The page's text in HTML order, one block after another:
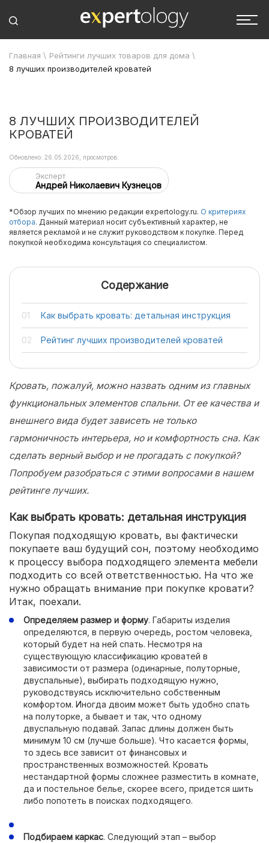
Главная \ Рейтинги лучших товаров для дома \
8 лучших производителей кроватей
8 ЛУЧШИХ ПРОИЗВОДИТЕЛЕЙ
КРОВАТЕЙ
Эксперт
Андрей Николаевич Кузнецов
Обновлено: 26.05.2026, просмотров:
*Обзор лучших по мнению редакции expertology.ru. О критериях
отбора. Данный материал носит субъективный характер, не
является рекламой и не служит руководством к покупке. Перед
покупкой необходима консультация со специалистом.
Содержание
Как выбрать кровать: детальная инструкция
Рейтинг лучших производителей кроватей
Кровать, пожалуй, можно назвать одним из главных
функциональных элементов спальни. От ее качества и
внешнего вида будет зависеть не только
гармоничность интерьера, но и комфортность сна. Как
сделать верный выбор и не прогадать с покупкой?
Попробуем разобраться с этими вопросами в нашем
рейтинге лучших.
Как выбрать кровать: детальная инструкция
Покупая подходящую кровать, вы фактически
покупаете ваш будущий сон, поэтому необходимо
к процессу выбора подходящего элемента мебели
подходить со всей ответственностью. На что же
нужно обращать внимание при покупке кровати?
Итак, поехали.
Определяем размер и форму. Габариты изделия
определяются, в первую очередь, ростом человека,
который будет на ней спать. Несмотря на
существующую классификацию кроватей в
зависимости от размера (одинарные, полуторные,
двуспальные), выбирать подходящую нужно,
руководствуясь исключительно собственным
комфортом. Иногда двоим может быть удобно спать
на полуторке, а бывает и так, что одному
двуспальную подавай. Запас длины должен быть
минимум 10 см (лучше больше). Что касается формы,
то здесь все зависит от финансовых и
пространственных возможностей. Кровать
нестандартной формы сложнее разместить в комнате,
да и постельное белье, скорее всего, придется шить
либо попотеть в поисках подходящего.
Подбираем каркас. Следующий этап – выбор